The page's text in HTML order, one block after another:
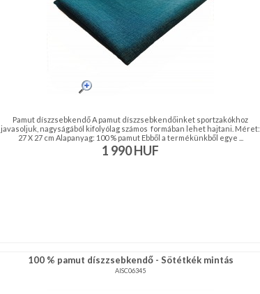
Pamut díszzsebkendő A pamut díszzsebkendőinket sportzakókhoz
javasoljuk, nagyságából kifolyólag számos formában lehet hajtani. Méret:
27 X 27 cm Alapanyag: 100 % pamut Ebből a termékünkből egye ...
1 990HUF
100 % pamut díszzsebkendő - Sötétkék mintás
AISC06345